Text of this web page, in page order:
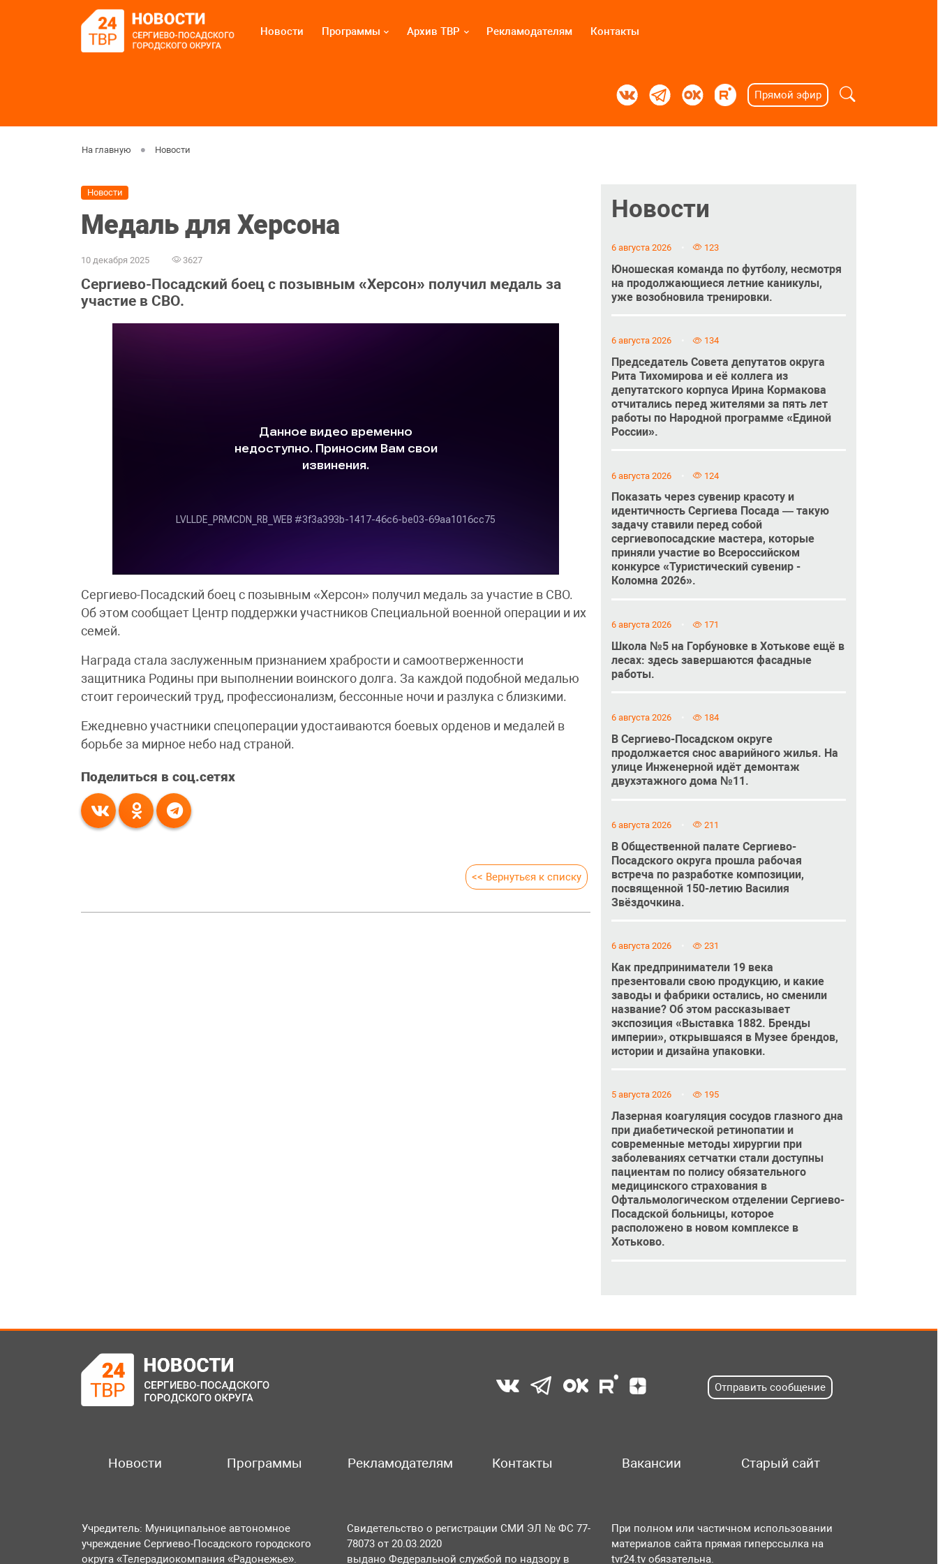
Новости Программы Архив ТВР Рекламодателям Контакты
Прямой эфир
На главную Новости
Новости
Медаль для Херсона
10 декабря 2025 3627
Сергиево-Посадский боец с позывным «Херсон» получил медаль за
участие в СВО.
Сергиево-Посадский боец с позывным «Херсон» получил медаль за участие в СВО.
Об этом сообщает Центр поддержки участников Специальной военной операции и их
семей.
Награда стала заслуженным признанием храбрости и самоотверженности
защитника Родины при выполнении воинского долга. За каждой подобной медалью
стоит героический труд, профессионализм, бессонные ночи и разлука с близкими.
Ежедневно участники спецоперации удостаиваются боевых орденов и медалей в
борьбе за мирное небо над страной.
Поделиться в соц.сетях
<< Вернуться к списку
Новости
6 августа 2026 123
Юношеская команда по футболу, несмотря
на продолжающиеся летние каникулы,
уже возобновила тренировки.
6 августа 2026 134
Председатель Совета депутатов округа
Рита Тихомирова и её коллега из
депутатского корпуса Ирина Кормакова
отчитались перед жителями за пять лет
работы по Народной программе «Единой
России».
6 августа 2026 124
Показать через сувенир красоту и
идентичность Сергиева Посада — такую
задачу ставили перед собой
сергиевопосадские мастера, которые
приняли участие во Всероссийском
конкурсе «Туристический сувенир -
Коломна 2026».
6 августа 2026 171
Школа №5 на Горбуновке в Хотькове ещё в
лесах: здесь завершаются фасадные
работы.
6 августа 2026 184
В Сергиево-Посадском округе
продолжается снос аварийного жилья. На
улице Инженерной идёт демонтаж
двухэтажного дома №11.
6 августа 2026 211
В Общественной палате Сергиево-
Посадского округа прошла рабочая
встреча по разработке композиции,
посвященной 150-летию Василия
Звёздочкина.
6 августа 2026 231
Как предприниматели 19 века
презентовали свою продукцию, и какие
заводы и фабрики остались, но сменили
название? Об этом рассказывает
экспозиция «Выставка 1882. Бренды
империи», открывшаяся в Музее брендов,
истории и дизайна упаковки.
5 августа 2026 195
Лазерная коагуляция сосудов глазного дна
при диабетической ретинопатии и
современные методы хирургии при
заболеваниях сетчатки стали доступны
пациентам по полису обязательного
медицинского страхования в
Офтальмологическом отделении Сергиево-
Посадской больницы, которое
расположено в новом комплексе в
Хотьково.
Отправить сообщение
Новости Программы Рекламодателям Контакты Вакансии Старый сайт
Учредитель: Муниципальное автономное
учреждение Сергиево-Посадского городского
округа «Телерадиокомпания «Радонежье».
Свидетельство о регистрации СМИ ЭЛ № ФС 77-
78073 от 20.03.2020
выдано Федеральной службой по надзору в
При полном или частичном использовании
материалов сайта прямая гиперссылка на
tvr24.tv обязательна.